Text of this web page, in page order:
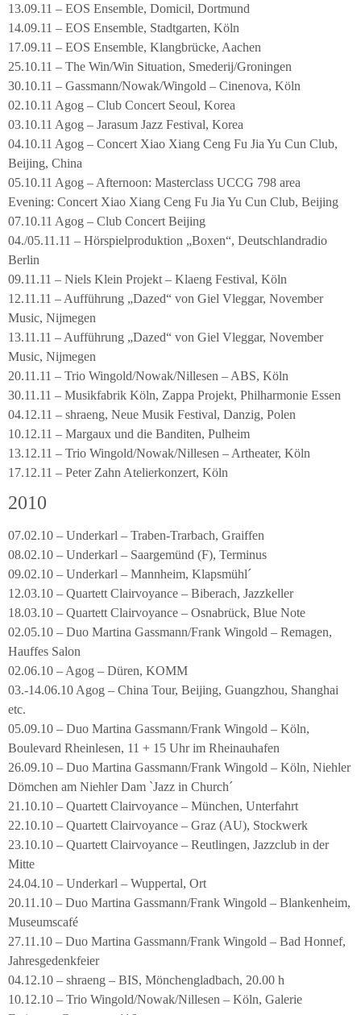
13.09.11 – EOS Ensemble, Domicil, Dortmund
14.09.11 – EOS Ensemble, Stadtgarten, Köln
17.09.11 – EOS Ensemble, Klangbrücke, Aachen
25.10.11 – The Win/Win Situation, Smederij/Groningen
30.10.11 – Gassmann/Nowak/Wingold – Cinenova, Köln
02.10.11 Agog – Club Concert Seoul, Korea
03.10.11 Agog – Jarasum Jazz Festival, Korea
04.10.11 Agog – Concert Xiao Xiang Ceng Fu Jia Yu Cun Club,
Beijing, China
05.10.11 Agog – Afternoon: Masterclass UCCG 798 area
Evening: Concert Xiao Xiang Ceng Fu Jia Yu Cun Club, Beijing
07.10.11 Agog – Club Concert Beijing
04./05.11.11 – Hörspielproduktion „Boxen“, Deutschlandradio
Berlin
09.11.11 – Niels Klein Projekt – Klaeng Festival, Köln
12.11.11 – Aufführung „Dazed“ von Giel Vleggar, November
Music, Nijmegen
13.11.11 – Aufführung „Dazed“ von Giel Vleggar, November
Music, Nijmegen
20.11.11 – Trio Wingold/Nowak/Nillesen – ABS, Köln
30.11.11 – Musikfabrik Köln, Zappa Projekt, Philharmonie Essen
04.12.11 – shraeng, Neue Musik Festival, Danzig, Polen
10.12.11 – Margaux und die Banditen, Pulheim
13.12.11 – Trio Wingold/Nowak/Nillesen – Artheater, Köln
17.12.11 – Peter Zahn Atelierkonzert, Köln
2010
07.02.10 – Underkarl – Traben-Trarbach, Graiffen
08.02.10 – Underkarl – Saargemünd (F), Terminus
09.02.10 – Underkarl – Mannheim, Klapsmühl´
12.03.10 – Quartett Clairvoyance – Biberach, Jazzkeller
18.03.10 – Quartett Clairvoyance – Osnabrück, Blue Note
02.05.10 – Duo Martina Gassmann/Frank Wingold – Remagen,
Hauffes Salon
02.06.10 – Agog – Düren, KOMM
03.-14.06.10 Agog – China Tour, Beijing, Guangzhou, Shanghai
etc.
05.09.10 – Duo Martina Gassmann/Frank Wingold – Köln,
Boulevard Rheinlesen, 11 + 15 Uhr im Rheinauhafen
26.09.10 – Duo Martina Gassmann/Frank Wingold – Köln, Niehler
Dömchen am Niehler Dam `Jazz in Church´
21.10.10 – Quartett Clairvoyance – München, Unterfahrt
22.10.10 – Quartett Clairvoyance – Graz (AU), Stockwerk
23.10.10 – Quartett Clairvoyance – Reutlingen, Jazzclub in der
Mitte
24.04.10 – Underkarl – Wuppertal, Ort
20.11.10 – Duo Martina Gassmann/Frank Wingold – Blankenheim,
Museumscafé
27.11.10 – Duo Martina Gassmann/Frank Wingold – Bad Honnef,
Jahresgedenkfeier
04.12.10 – shraeng – BIS, Mönchengladbach, 20.00 h
10.12.10 – Trio Wingold/Nowak/Nillesen – Köln, Galerie